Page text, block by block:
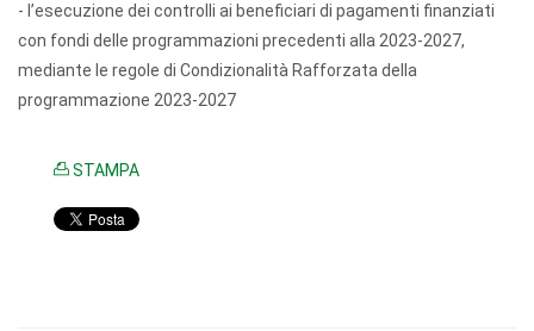
- l’esecuzione dei controlli ai beneficiari di pagamenti finanziati
con fondi delle programmazioni precedenti alla 2023-2027,
mediante le regole di Condizionalità Rafforzata della
programmazione 2023-2027
STAMPA